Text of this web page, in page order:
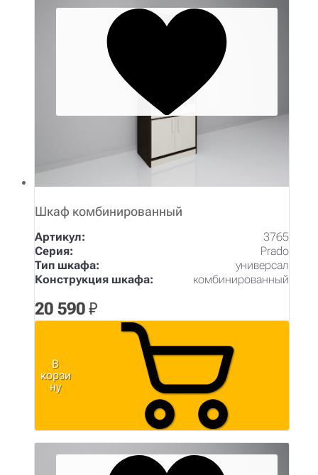
Шкаф комбинированный
Артикул:
3765
Серия:
Prado
Тип шкафа:
универсал
Конструкция шкафа:
комбинированный
20 590₽
В
корзи
ну